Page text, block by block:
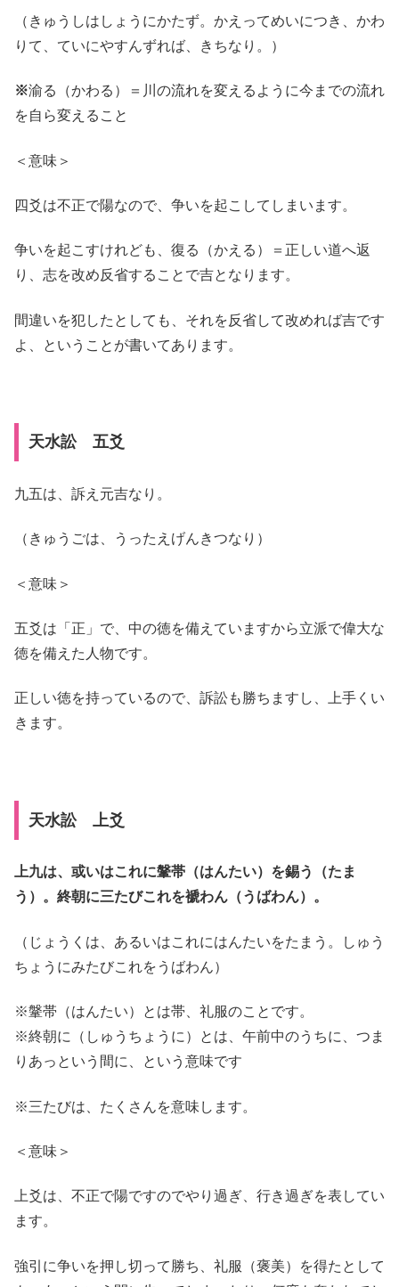
（きゅうしはしょうにかたず。かえってめいにつき、かわ
りて、ていにやすんずれば、きちなり。）
※渝る（かわる）＝川の流れを変えるように今までの流れ
を自ら変えること
＜意味＞
四爻は不正で陽なので、争いを起こしてしまいます。
争いを起こすけれども、復る（かえる）＝正しい道へ返
り、志を改め反省することで吉となります。
間違いを犯したとしても、それを反省して改めれば吉です
よ、ということが書いてあります。
天水訟 五爻
九五は、訴え元吉なり。
（きゅうごは、うったえげんきつなり）
＜意味＞
五爻は「正」で、中の徳を備えていますから立派で偉大な
徳を備えた人物です。
正しい徳を持っているので、訴訟も勝ちますし、上手くい
きます。
天水訟 上爻
上九は、或いはこれに鞶帯（はんたい）を錫う（たま
う）。終朝に三たびこれを褫わん（うばわん）。
（じょうくは、あるいはこれにはんたいをたまう。しゅう
ちょうにみたびこれをうばわん）
※鞶帯（はんたい）とは帯、礼服のことです。
※終朝に（しゅうちょうに）とは、午前中のうちに、つま
りあっという間に、という意味です
※三たびは、たくさんを意味します。
＜意味＞
上爻は、不正で陽ですのでやり過ぎ、行き過ぎを表してい
ます。
強引に争いを押し切って勝ち、礼服（褒美）を得たとして